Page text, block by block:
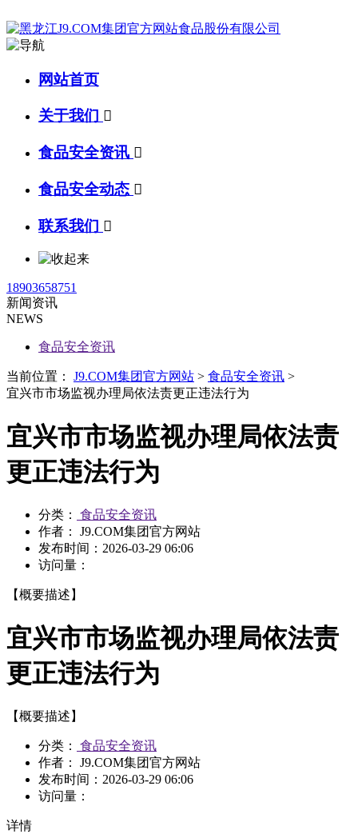
网站首页
关于我们 
食品安全资讯 
食品安全动态 
联系我们 
18903658751
新闻资讯
NEWS
食品安全资讯
当前位置： J9.COM集团官方网站 > 食品安全资讯 >
宜兴市市场监视办理局依法责更正违法行为
宜兴市市场监视办理局依法责
更正违法行为
分类：
食品安全资讯
作者： J9.COM集团官方网站
发布时间： 2026-03-29 06:06
访问量：
【概要描述】
宜兴市市场监视办理局依法责
更正违法行为
【概要描述】
分类：
食品安全资讯
作者： J9.COM集团官方网站
发布时间： 2026-03-29 06:06
访问量：
详情